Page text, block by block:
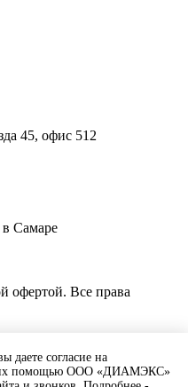
45, офис 512
Самаре
офертой. Все права
даете согласие на
их помощью ООО «ДИАМЭКС»